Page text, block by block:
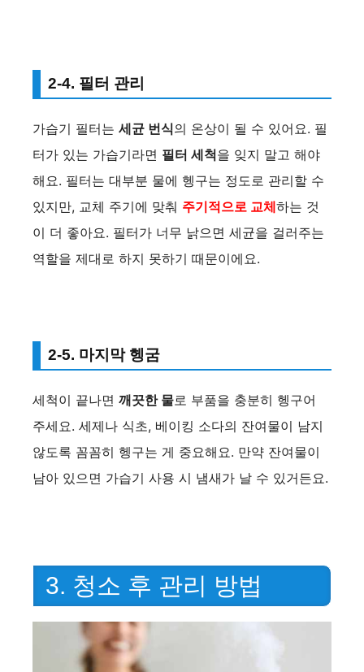
2-4. 필터 관리
가습기 필터는 세균 번식의 온상이 될 수 있어요. 필
터가 있는 가습기라면 필터 세척을 잊지 말고 해야
해요. 필터는 대부분 물에 헹구는 정도로 관리할 수
있지만, 교체 주기에 맞춰 주기적으로 교체하는 것
이 더 좋아요. 필터가 너무 낡으면 세균을 걸러주는
역할을 제대로 하지 못하기 때문이에요.
2-5. 마지막 헹굼
세척이 끝나면 깨끗한 물로 부품을 충분히 헹구어
주세요. 세제나 식초, 베이킹 소다의 잔여물이 남지
않도록 꼼꼼히 헹구는 게 중요해요. 만약 잔여물이
남아 있으면 가습기 사용 시 냄새가 날 수 있거든요.
3. 청소 후 관리 방법